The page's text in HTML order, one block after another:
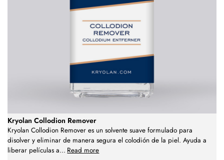
Kryolan Collodion Remover
Kryolan Collodion Remover es un solvente suave formulado para
disolver y eliminar de manera segura el colodión de la piel. Ayuda a
liberar películas a... Read more